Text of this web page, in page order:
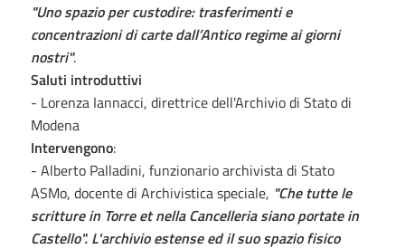
"Uno spazio per custodire: trasferimenti e
concentrazioni di carte dall’Antico regime ai giorni
nostri".
Saluti introduttivi
- Lorenza Iannacci, direttrice dell'Archivio di Stato di
Modena
Intervengono:
- Alberto Palladini, funzionario archivista di Stato
ASMo, docente di Archivistica speciale, "Che tutte le
scritture in Torre et nella Cancelleria siano portate in
Castello". L'archivio estense ed il suo spazio fisico